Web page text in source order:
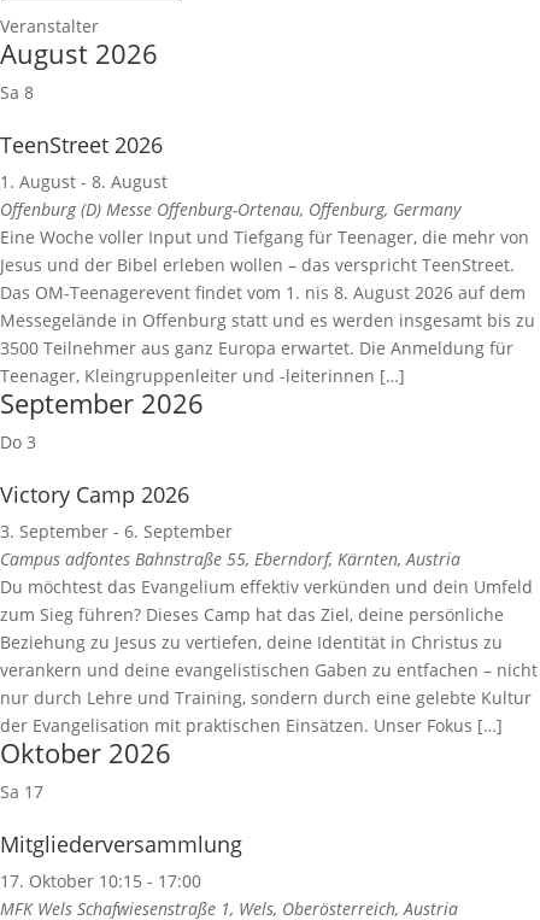
Veranstalter
August 2026
Sa 8
TeenStreet 2026
1. August - 8. August
Offenburg (D) Messe Offenburg-Ortenau, Offenburg, Germany
Eine Woche voller Input und Tiefgang für Teenager, die mehr von
Jesus und der Bibel erleben wollen – das verspricht TeenStreet.
Das OM-Teenagerevent findet vom 1. nis 8. August 2026 auf dem
Messegelände in Offenburg statt und es werden insgesamt bis zu
3500 Teilnehmer aus ganz Europa erwartet. Die Anmeldung für
Teenager, Kleingruppenleiter und -leiterinnen […]
September 2026
Do 3
Victory Camp 2026
3. September - 6. September
Campus adfontes Bahnstraße 55, Eberndorf, Kärnten, Austria
Du möchtest das Evangelium effektiv verkünden und dein Umfeld
zum Sieg führen? Dieses Camp hat das Ziel, deine persönliche
Beziehung zu Jesus zu vertiefen, deine Identität in Christus zu
verankern und deine evangelistischen Gaben zu entfachen – nicht
nur durch Lehre und Training, sondern durch eine gelebte Kultur
der Evangelisation mit praktischen Einsätzen. Unser Fokus […]
Oktober 2026
Sa 17
Mitgliederversammlung
17. Oktober 10:15 - 17:00
MFK Wels Schafwiesenstraße 1, Wels, Oberösterreich, Austria